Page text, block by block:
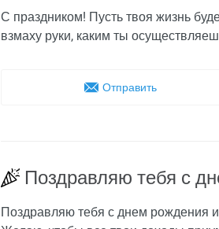
С праздником! Пусть твоя жизнь
взмаху руки, каким ты
Отправить
Поздравляю тебя с
Поздравляю тебя с днем рождения